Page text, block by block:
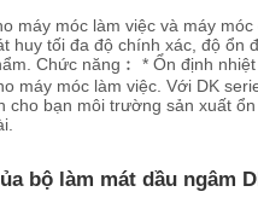
máy móc làm việc và máy móc
huy tối đa độ chính xác, độ ổn
Chức năng︰ * Ổn định
máy móc làm việc. Với DK
cho bạn môi trường sản xuất
bộ làm mát dầu ngâm